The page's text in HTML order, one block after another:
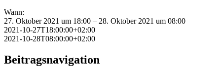
Wann:
27. Oktober 2021 um 18:00 – 28. Oktober 2021 um 08:00
2021-10-27T18:00:00+02:00
2021-10-28T08:00:00+02:00
Beitragsnavigation